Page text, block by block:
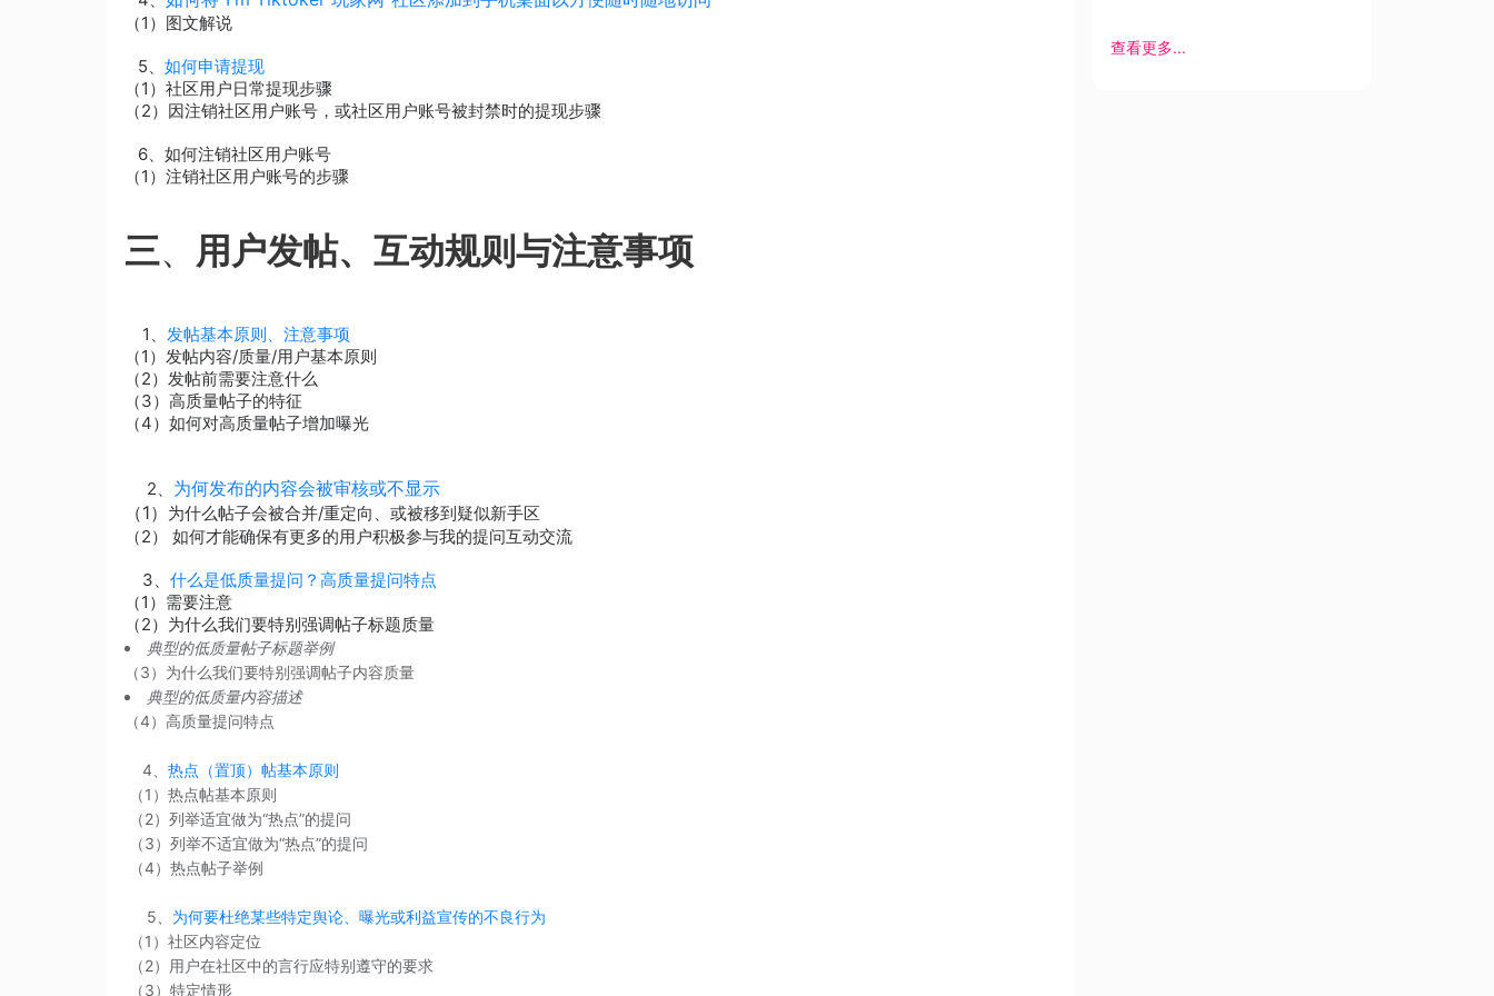
（1）图文解说
5、 如何申请提现
（1）社区用户日常提现步骤
（2）因注销社区用户账号，或社区用户账号被封禁时的提现步骤
6、如何注销社区用户账号
（1）注销社区用户账号的步骤
三、 用户发帖、互动规则与注意事项
1、 发帖基本原则、注意事项
（1）发帖内容/质量/用户基本原则
（2）发帖前需要注意什么
（3）高质量帖子的特征
（4）如何对高质量帖子增加曝光
2、 为何发布的内容会被审核或不显示
（1） 为什么帖子会被合并/重定向、或被移到疑似新手区
（2） 如何才能确保有更多的用户积极参与我的提问互动交流
3、 什么是低质量提问？高质量提问特点
（1）需要注意
（2）为什么我们要特别强调帖子标题质量
典型的低质量帖子标题举例
（3）为什么我们要特别强调帖子内容质量
典型的低质量内容描述
（4）高质量提问特点
4、 热点（置顶）帖基本原则
（1）热点帖基本原则
（2）列举适宜做为“热点”的提问
（3）列举不适宜做为“热点”的提问
（4）热点帖子举例
5、 为何要杜绝某些特定舆论、曝光或利益宣传的不良行为
（1）社区内容定位
（2）用户在社区中的言行应特别遵守的要求
（3）特定情形
查看更多...